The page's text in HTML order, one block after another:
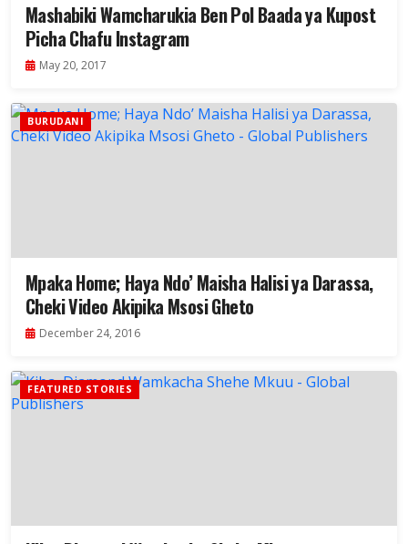
Mashabiki Wamcharukia Ben Pol Baada ya Kupost
Picha Chafu Instagram
May 20, 2017
BURUDANI
Mpaka Home; Haya Ndo’ Maisha Halisi ya Darassa,
Cheki Video Akipika Msosi Gheto
December 24, 2016
FEATURED STORIES